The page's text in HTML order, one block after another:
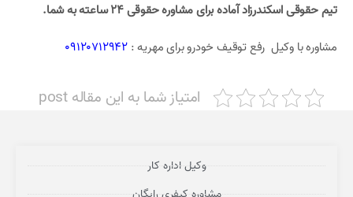
تیم حقوقی اسکندرزاد آماده برای مشاوره حقوقی ۲۴ ساعته به شما.
مشاوره با وکیل رفع توقیف خودرو برای مهریه : 09120712942
امتیاز شما به این مقاله post
وکیل اداره کار